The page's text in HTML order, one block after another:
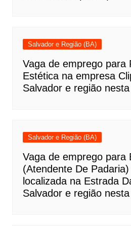
Salvador e Região (BA)
Vaga de emprego para
Estética na empresa
Salvador e região
Salvador e Região (BA)
Vaga de emprego para
(Atendente De
localizada na Estrada
Salvador e região